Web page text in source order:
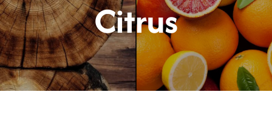
Citrus